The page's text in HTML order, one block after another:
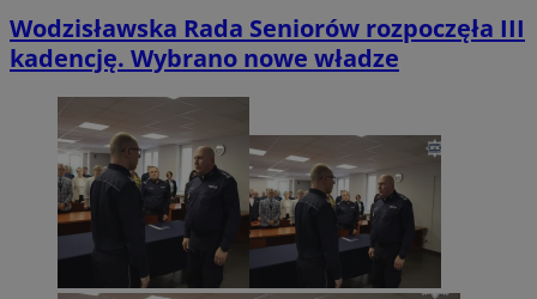
Wodzisławska Rada Seniorów rozpoczęła III
kadencję. Wybrano nowe władze